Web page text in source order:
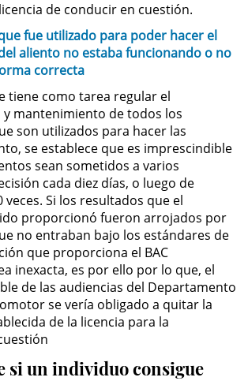
of a Restraining Order
Crimes
with a Suspended License
a Police Officer
and Run
Manslaughter
de conducir en cuestión.
fue utilizado para poder hacer el
aliento no estaba funcionando o no
correcta
tiene como tarea regular el
mantenimiento de todos los
son utilizados para hacer las
se establece que es imprescindible
sean sometidos a varios
cada diez días, o luego de
veces. Si los resultados que el
proporcionó fueron arrojados por
no entraban bajo los estándares de
que proporciona el BAC
inexacta, es por ello por lo que, el
de las audiencias del Departamento
se vería obligado a quitar la
de la licencia para la
si un individuo consigue